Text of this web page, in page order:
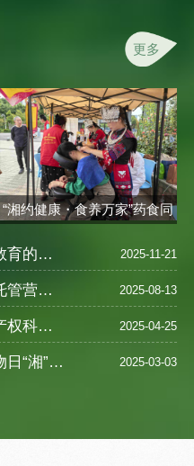
更多
“湘约健康・食养万家”药食同
萌宠研学首秀——开启生命教育的奇妙之旅 2025-11-21
湖南省植物园职工子弟暑期托管营圆满落幕 ——探索自然奥秘，乐享缤纷暑假 2025-08-13
省植物园举办湖南林业知识产权科普宣教活动 2025-04-25
省植物园开展世界野生动植物日“湘”遇奇珍--珍稀野生植物探访之旅活动 2025-03-03